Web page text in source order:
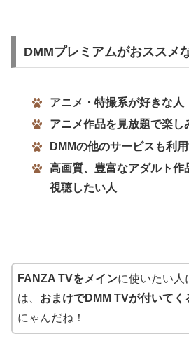
DMMプレミアムがおススメ
アニメ・特撮系が好きな人
アニメ作品を見放題で楽し
DMMの他のサービスも利
高画質、豊富なアダルト作
視聴したい人
FANZA TVをメインに使いたい人
は、 おまけでDMM TVが付いてく
にゃんだね！